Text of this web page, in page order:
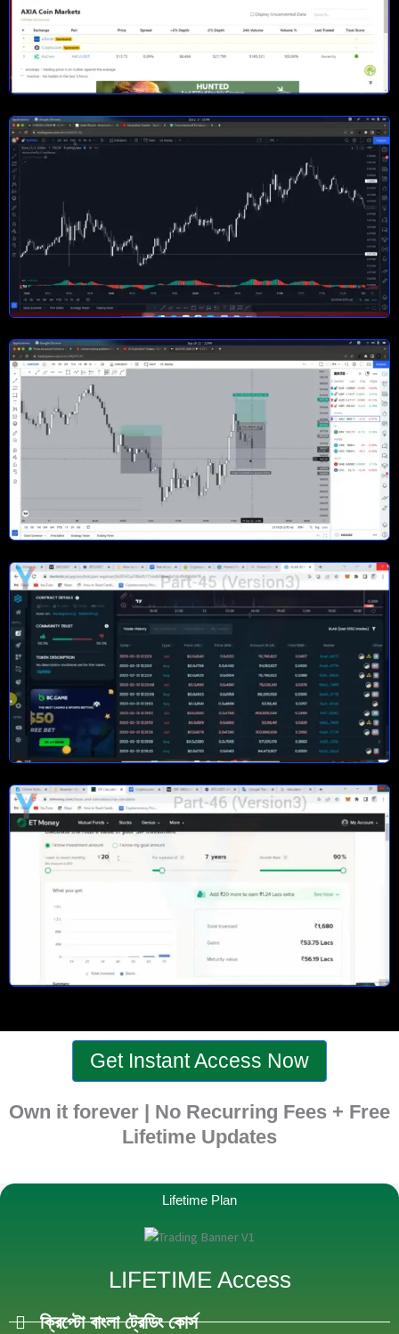
Get Instant Access Now
Own it forever | No Recurring Fees + Free
Lifetime Updates
Lifetime Plan
LIFETIME Access​
ক্রিপ্টো বাংলা ট্রেডিং কোর্স